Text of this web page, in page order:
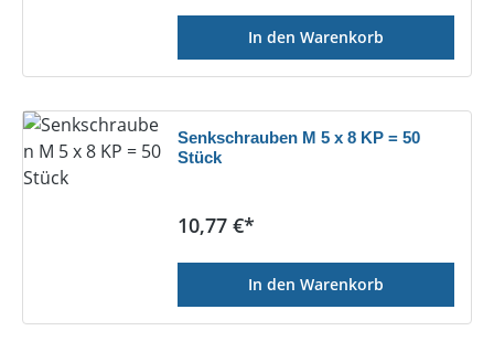
In den Warenkorb
Senkschrauben M 5 x 8 KP = 50
Stück
Regulärer Preis:
10,77 €*
In den Warenkorb